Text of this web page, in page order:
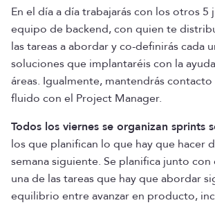
En el día a día trabajarás con los otros 5
equipo de backend, con quien te
las tareas a abordar y co-definirás cada
soluciones que implantaréis con la
áreas. Igualmente, mantendrás
fluido con el Project Manager.
Todos los viernes se organizan sprints
los que planifican lo que hay que hacer
semana siguiente. Se planifica junto con
una de las tareas que hay que abordar
equilibrio entre avanzar en producto,